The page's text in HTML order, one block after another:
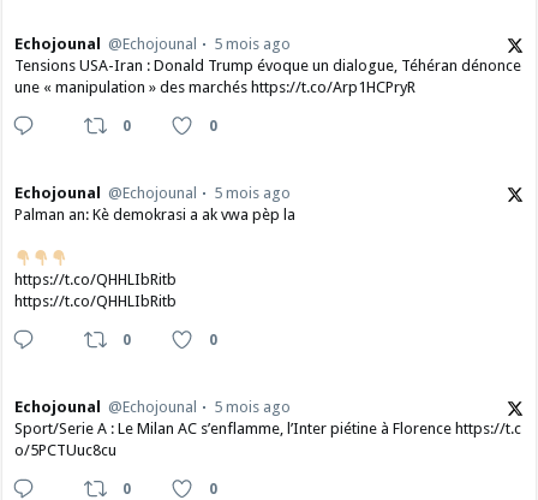
Echojounal @Echojounal
5 mois ago
Tensions USA-Iran : Donald Trump évoque un dialogue, Téhéran dénonce
une « manipulation » des marchés https://t.co/Arp1HCPryR
0 0
Echojounal @Echojounal
5 mois ago
Palman an: Kè demokrasi a ak vwa pèp la
https://t.co/QHHLIbRitb
https://t.co/QHHLIbRitb
0 0
Echojounal @Echojounal
5 mois ago
Sport/Serie A : Le Milan AC s’enflamme, l’Inter piétine à Florence https://t.c
o/5PCTUuc8cu
0 0